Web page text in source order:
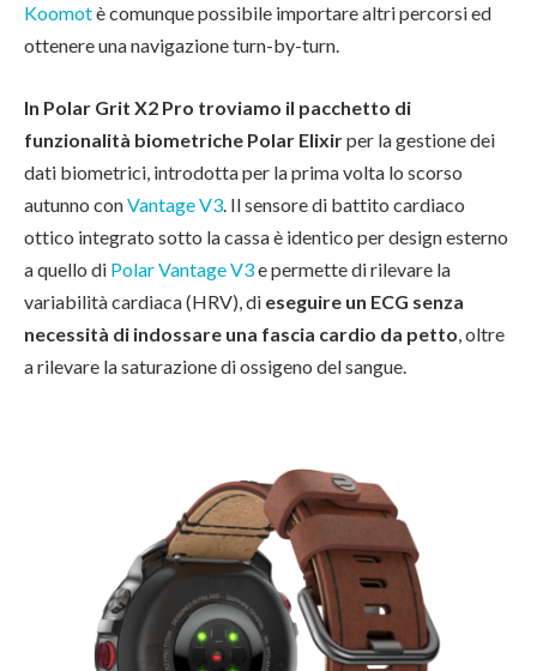
Koomotè comunque possibile importare altri percorsi ed
ottenere una navigazione turn-by-turn.
In Polar Grit X2 Pro troviamo il pacchetto di
funzionalità biometriche Polar Elixirper la gestione dei
dati biometrici, introdotta per la prima volta lo scorso
autunno conVantage V3. Il sensore di battito cardiaco
ottico integrato sotto la cassa è identico per design esterno
a quello di Polar Vantage V3e permette di rilevare la
variabilità cardiaca (HRV), di eseguire un ECG senza
necessità di indossare una fascia cardio da petto, oltre
a rilevare la saturazione di ossigeno del sangue.